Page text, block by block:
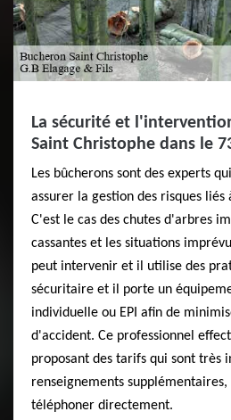
La sécurité et
Saint Christophe dans le
Les bûcherons sont des experts
assurer la gestion des risques
C'est le cas des chutes d'arbres
cassantes et les situations
peut intervenir et il utilise des
sécuritaire et il porte un
individuelle ou EPI afin de
d'accident. Ce professionnel
proposant des tarifs qui sont très
renseignements
téléphoner directement.